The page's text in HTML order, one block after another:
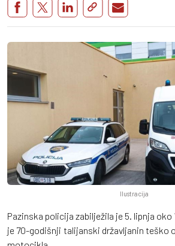
Ilustracija
Pazinska policija zabilježila je 5. lipnja
je 70-godišnji talijanski državljanin teško